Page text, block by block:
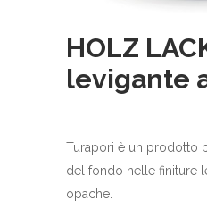
HOLZ
levigante
Turapori è un prodotto
del fondo nelle finiture
opache.